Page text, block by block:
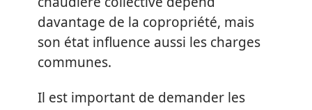
davantage de la copropriété, mais
son état influence aussi les charges
communes.
Il est important de demander les